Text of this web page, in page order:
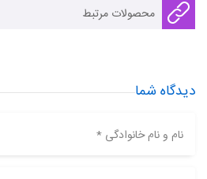
محصولات مرتبط
دیدگاه شما
نام و نام خانوادگی *